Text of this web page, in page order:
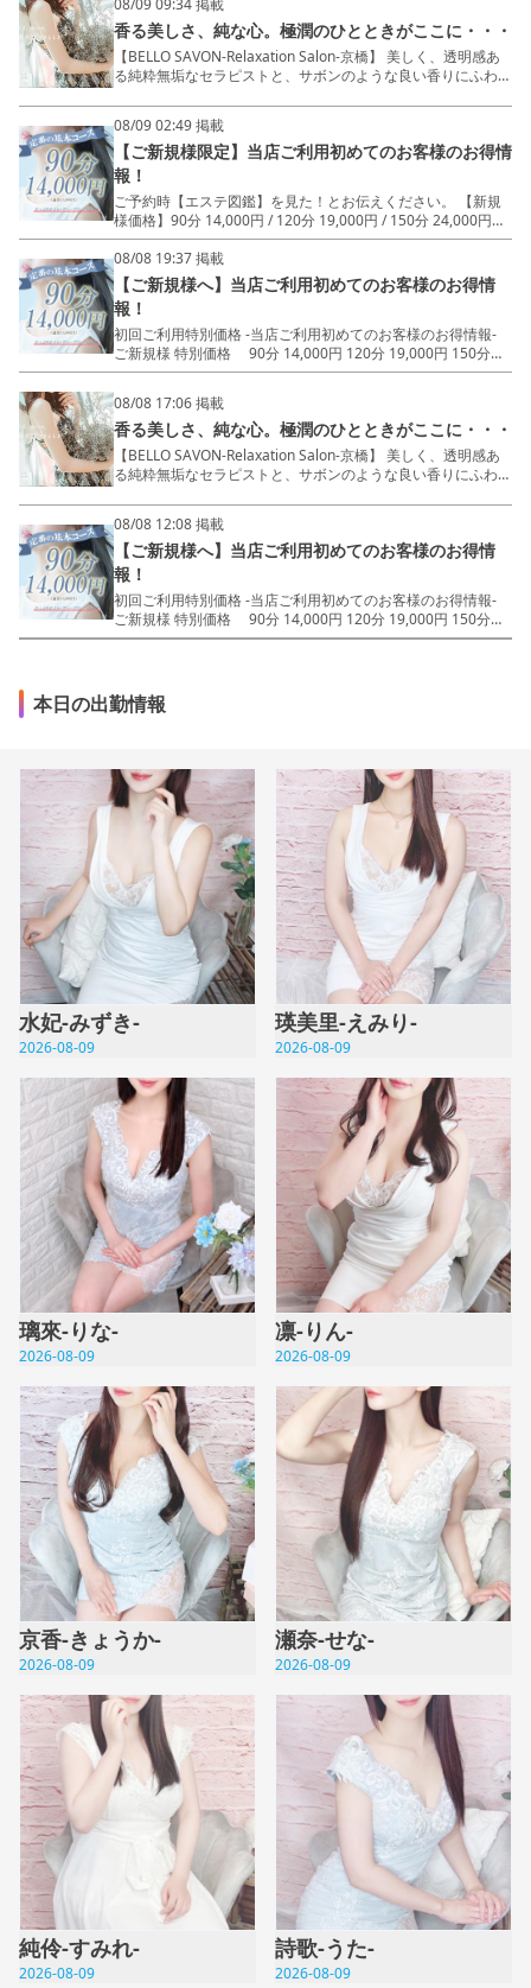
- - - - - - 当店は明朗会計を心がけておりま
す。 入室後の追加料金は発生致しません。
- - - - - - ～美しく、透明感ある純粋無垢な
セラピストと、 サボンのような良い香りにふわりと優しく包
まれた 極潤な空間をお楽しみくださいませ～
香る美しさ、純な心。極潤のひとときがここに・・・
【BELLO SAVON-Relaxation Salon-京橋】 美しく、透明感あ
る純粋無垢なセラピストと、サボンのような良い香りにふわり
MENU - 90分14,000円 120分19,000円 150分24,000円 ★
指名料/オイル倍量/Dリンパ全てコミ - Salon DATE 場所：都
島区東野田町1 最寄：京橋駅徒歩 5分圏内 TEL： 080-3866-
0300
08/09 02:49 掲載
【ご新規様限定】当店ご利用初めてのお客様のお得情
報！
ご予約時【エステ図鑑】を見た！とお伝えください。 【新規
様価格】90分 14,000円 / 120分 19,000円 / 150分 24,000円
【当店標準装備】 初回指名料金...0円！ たっぷりオイル...0
円！ ディープリンパ...0円！ 初回ご利用ポイント...1000Pt贈
呈！
08/08 19:37 掲載
【ご新規様へ】当店ご利用初めてのお客様のお得情
報！
初回ご利用特別価格 -当店ご利用初めてのお客様のお得情報-
ご新規様 特別価格 90分 14,000円 120分 19,000円 150分
24,000円 ベロサボンでは標準装備 初回指名料金...0円！ た
- - - - - - 当店は明朗会計を心がけておりま
す。 入室後の追加料金は発生致しません。
- - - - - - ～美しく、透明感ある純粋無垢な
セラピストと、 サボンのような良い香りにふわりと優しく包
まれた 極潤な空間をお楽しみくださいませ～
08/08 17:06 掲載
香る美しさ、純な心。極潤のひとときがここに・・・
【BELLO SAVON-Relaxation Salon-京橋】 美しく、透明感あ
る純粋無垢なセラピストと、サボンのような良い香りにふわり
MENU - 90分14,000円 120分19,000円 150分24,000円 ★
指名料/オイル倍量/Dリンパ全てコミ - Salon DATE 場所：都
島区東野田町1 最寄：京橋駅徒歩 5分圏内 TEL： 080-3866-
0300
08/08 12:08 掲載
【ご新規様へ】当店ご利用初めてのお客様のお得情
報！
初回ご利用特別価格 -当店ご利用初めてのお客様のお得情報-
ご新規様 特別価格 90分 14,000円 120分 19,000円 150分
24,000円 ベロサボンでは標準装備 初回指名料金...0円！ た
す。 入室後の追加料金は発生致しません。
- - - - - - ～美しく、透明感ある純粋無垢な
本日の出勤情報
水妃-みずき-
2026-08-09
瑛美里-えみり-
2026-08-09
璃來-りな-
2026-08-09
凛-りん-
2026-08-09
京香-きょうか-
2026-08-09
瀬奈-せな-
2026-08-09
純伶-すみれ-
2026-08-09
詩歌-うた-
2026-08-09